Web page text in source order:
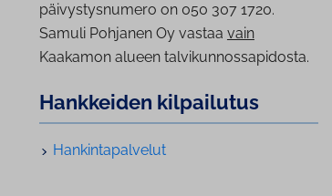
päivystysnumero on 050 307 1720.
Samuli Pohjanen Oy vastaa vain
Kaakamon alueen talvikunnossapidosta.
Hankkeiden kilpailutus
Han­kin­ta­pal­ve­lut